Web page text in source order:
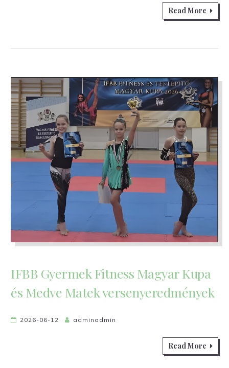
Read More
IFBB Gyermek Fitness Magyar Kupa
és Medve Matek versenyeredmények
2026-06-12 adminadmin
Read More